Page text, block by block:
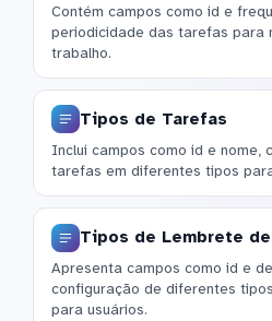
Contém campos como id e
periodicidade das tarefas para
trabalho.
Tipos de Tarefas
Inclui campos como id e nome,
tarefas em diferentes tipos
Tipos de Lembrete
Apresenta campos como id e
configuração de diferentes
para usuários.